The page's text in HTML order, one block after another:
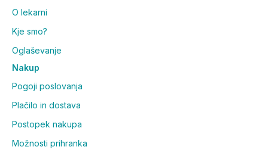
O lekarni
Kje smo?
Oglaševanje
Nakup
Pogoji poslovanja
Plačilo in dostava
Postopek nakupa
Možnosti prihranka